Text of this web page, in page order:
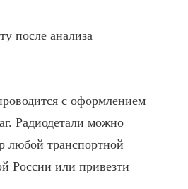
после анализа
с оформлением
Радиодетали можно
любой транспортной
России или привезти